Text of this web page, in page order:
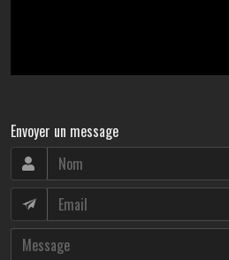
Envoyer un message